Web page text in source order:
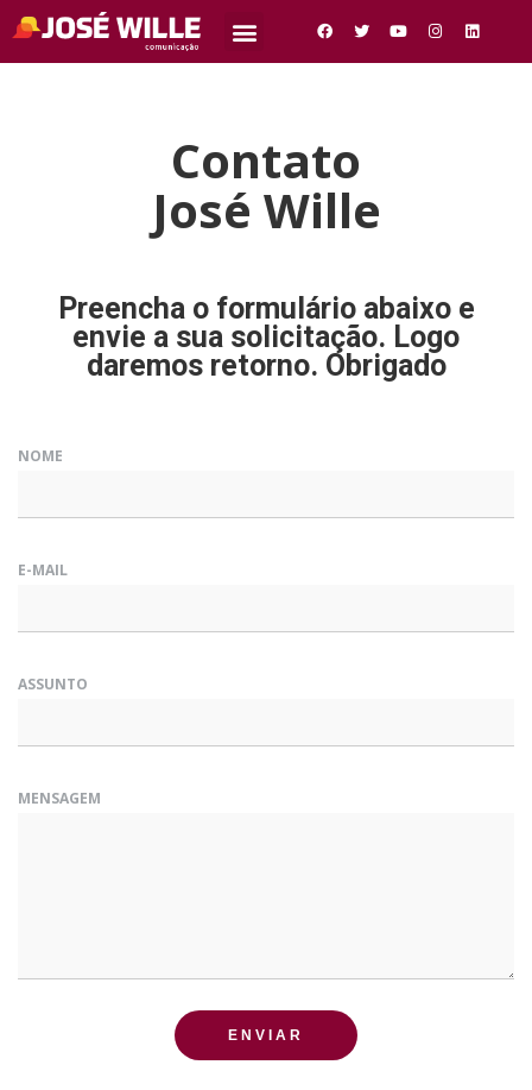
Contato
José Wille
Preencha o formulário abaixo e
envie a sua solicitação. Logo
daremos retorno. Obrigado
NOME
E-MAIL
ASSUNTO
MENSAGEM
ENVIAR